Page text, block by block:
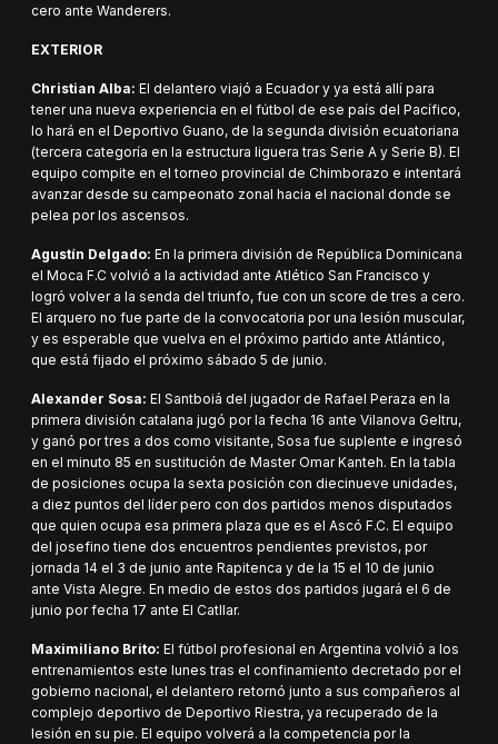
cero ante Wanderers.
EXTERIOR
Christian Alba: El delantero viajó a Ecuador y ya está allí para
tener una nueva experiencia en el fútbol de ese país del Pacífico,
lo hará en el Deportivo Guano, de la segunda división ecuatoriana
(tercera categoría en la estructura liguera tras Serie A y Serie B). El
equipo compite en el torneo provincial de Chimborazo e intentará
avanzar desde su campeonato zonal hacia el nacional donde se
pelea por los ascensos.
Agustín Delgado: En la primera división de República Dominicana
el Moca F.C volvió a la actividad ante Atlético San Francisco y
logró volver a la senda del triunfo, fue con un score de tres a cero.
El arquero no fue parte de la convocatoria por una lesión muscular,
y es esperable que vuelva en el próximo partido ante Atlántico,
que está fijado el próximo sábado 5 de junio.
Alexander Sosa: El Santboiá del jugador de Rafael Peraza en la
primera división catalana jugó por la fecha 16 ante Vilanova Geltru,
y ganó por tres a dos como visitante, Sosa fue suplente e ingresó
en el minuto 85 en sustitución de Master Omar Kanteh. En la tabla
de posiciones ocupa la sexta posición con diecinueve unidades,
a diez puntos del líder pero con dos partidos menos disputados
que quien ocupa esa primera plaza que es el Ascó F.C. El equipo
del josefino tiene dos encuentros pendientes previstos, por
jornada 14 el 3 de junio ante Rapitenca y de la 15 el 10 de junio
ante Vista Alegre. En medio de estos dos partidos jugará el 6 de
junio por fecha 17 ante El Catllar.
Maximiliano Brito: El fútbol profesional en Argentina volvió a los
entrenamientos este lunes tras el confinamiento decretado por el
gobierno nacional, el delantero retornó junto a sus compañeros al
complejo deportivo de Deportivo Riestra, ya recuperado de la
lesión en su pie. El equipo volverá a la competencia por la